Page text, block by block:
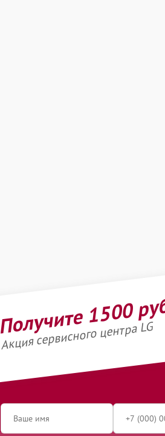
Получите 1500
Акция сервисного центра LG